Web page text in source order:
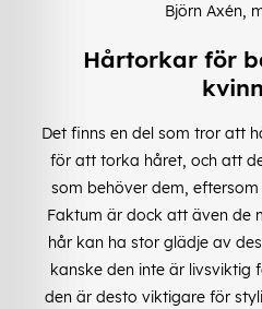
Björn Axén,
Hårtorkar för
Det finns en del som tror att
för att torka håret, och att
som behöver dem,
Faktum är dock att även de
hår kan ha stor glädje av
kanske den inte är
den är desto viktigare för